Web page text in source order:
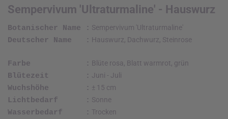
Sempervivum 'Ultraturmaline' - Hauswurz
Botanischer Name : Sempervivum 'Ultraturmaline'
Deutscher Name : Hauswurz, Dachwurz, Steinrose
Farbe : Blüte rosa, Blatt warmrot, grün
Blütezeit : Juni - Juli
Wuchshöhe : ± 15 cm
Lichtbedarf : Sonne
Wasserbedarf : Trocken